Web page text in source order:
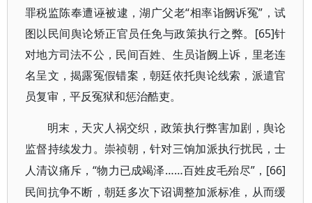
罪税监陈奉遭诬被逮，湖广父老“相率诣阙诉冤”，试
图以民间舆论矫正官员任免与政策执行之弊。[65]针
对地方司法不公，民间百姓、生员诣阙上诉，里老连
名呈文，揭露冤假错案，朝廷依托舆论线索，派遣官
员复审，平反冤狱和惩治酷吏。
明末，天灾人祸交织，政策执行弊害加剧，舆论
监督持续发力。崇祯朝，针对三饷加派执行扰民，士
人清议痛斥，“物力已成竭泽……百姓皮毛殆尽”，[66]
民间抗争不断，朝廷多次下诏调整加派标准，从而缓